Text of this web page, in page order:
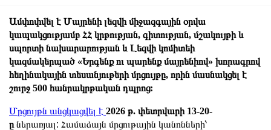
Ամփոփվել է Մայրենի լեզվի միջազգային օրվա
կապակցությամբ ՀՀ կրթության, գիտության, մշակույթի և
սպորտի նախարարության և Լեզվի կոմիտեի
կազմակերպած «Երգենք ու պարենք մայրենիով» խորագրով
հեղինակային տեսանյութերի մրցույթը, որին մասնակցել է
շուրջ 500 հանրակրթական դպրոց:
Մրցույթն անցկացվել է 2026 թ. փետրվարի 13-20-
ը ներառյալ: Համաձայն մրցութային կանոնների՝